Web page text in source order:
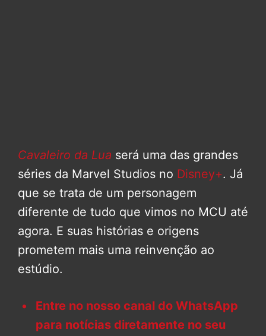
Cavaleiro da Lua será uma das grandes
séries da Marvel Studios no Disney+. Já
que se trata de um personagem
diferente de tudo que vimos no MCU até
agora. E suas histórias e origens
prometem mais uma reinvenção ao
estúdio.
Entre no nosso canal do WhatsApp
para notícias diretamente no seu